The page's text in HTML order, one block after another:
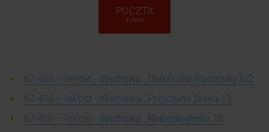
POCZTA
Polska
67-400 – InPost - Wschowa , Obrońców Warszawy 8/2
67-400 – InPost - Wschowa , Przyczyna Dolna 13
67-400 – InPost - Wschowa , Niepodległości 18